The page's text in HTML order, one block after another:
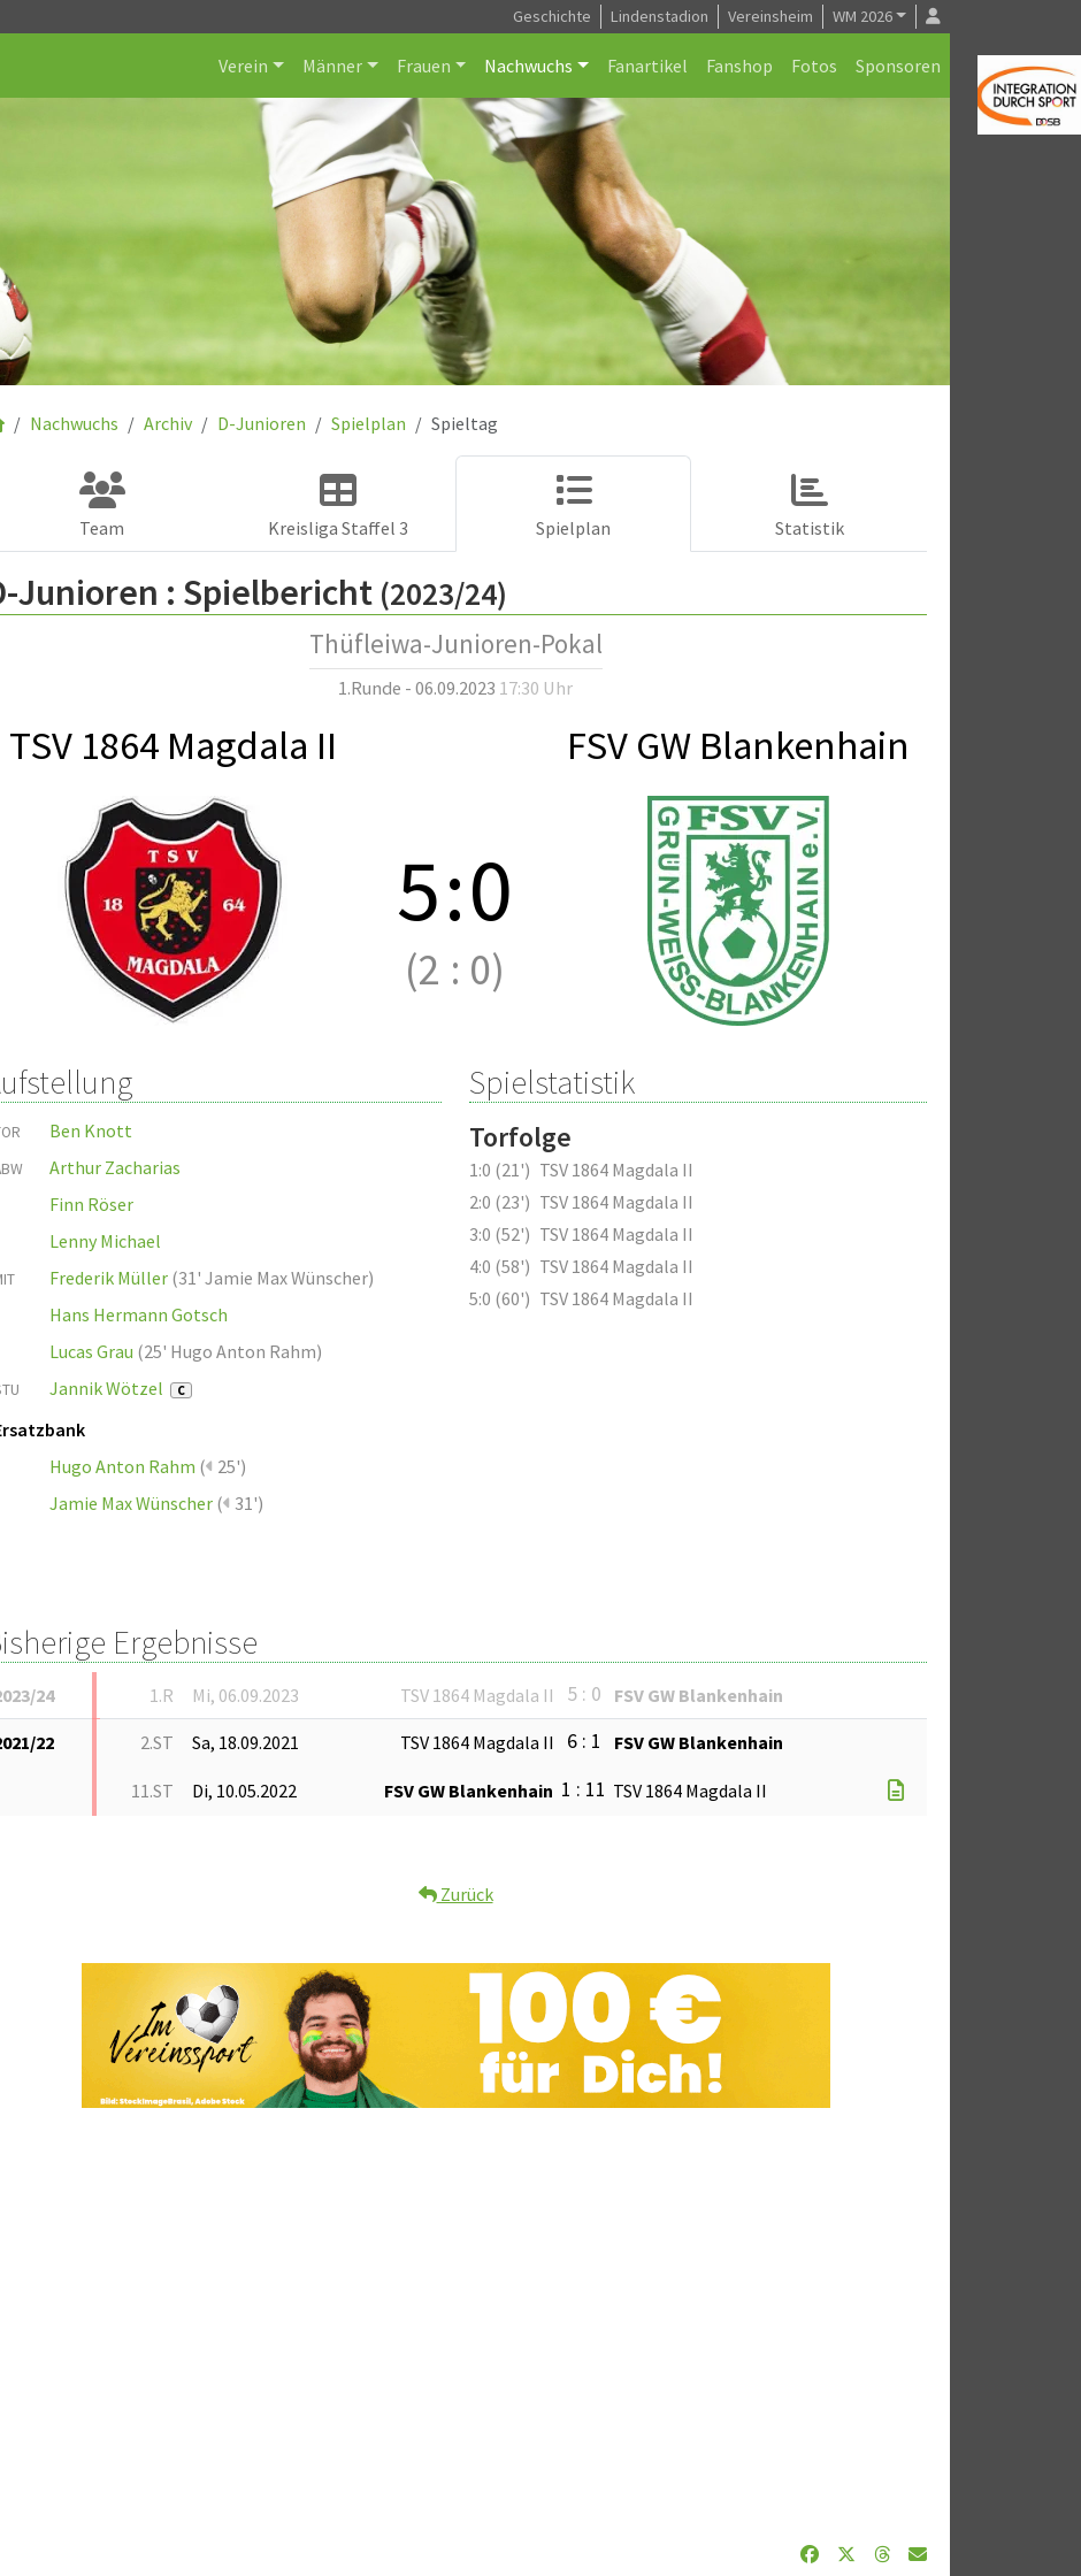
Geschichte Lindenstadion Vereinsheim WM 2026
Verein Männer Frauen Nachwuchs Fanartikel Fanshop Fotos Sponsoren
Nachwuchs Archiv D-Junioren Spielplan Spieltag
Team Kreisliga Staffel 3 Spielplan Statistik
Junioren : Spielbericht (2023/24)
Thüfleiwa-Junioren-Pokal
1.Runde - 06.09.2023 17:30 Uhr
TSV 1864 Magdala II FSV GW Blankenhain
5:0
(2 : 0)
Ben Knott
Arthur Zacharias
Finn Röser
Lenny Michael
Frederik Müller (31' Jamie Max Wünscher)
Hans Hermann Gotsch
Lucas Grau (25' Hugo Anton Rahm)
Jannik Wötzel C
Hugo Anton Rahm ( 25')
Jamie Max Wünscher ( 31')
Spielstatistik
Torfolge
1:0 (21') TSV 1864 Magdala II
2:0 (23') TSV 1864 Magdala II
3:0 (52') TSV 1864 Magdala II
4:0 (58') TSV 1864 Magdala II
5:0 (60') TSV 1864 Magdala II
Ergebnisse
24 1.R Mi, 06.09.2023 TSV 1864 Magdala II 5 : 0 FSV GW Blankenhain
22 2.ST Sa, 18.09.2021 TSV 1864 Magdala II 6 : 1 FSV GW Blankenhain
11.ST Di, 10.05.2022 FSV GW Blankenhain 1 : 11 TSV 1864 Magdala II
Zurück